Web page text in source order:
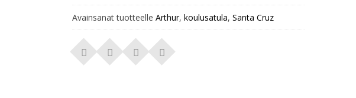
Avainsanat tuotteelle Arthur, koulusatula, Santa Cruz